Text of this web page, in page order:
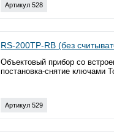
Артикул 528
RS-200TP-RB (без
Объектовый прибор со
постановка-снятие ключами
Артикул 529